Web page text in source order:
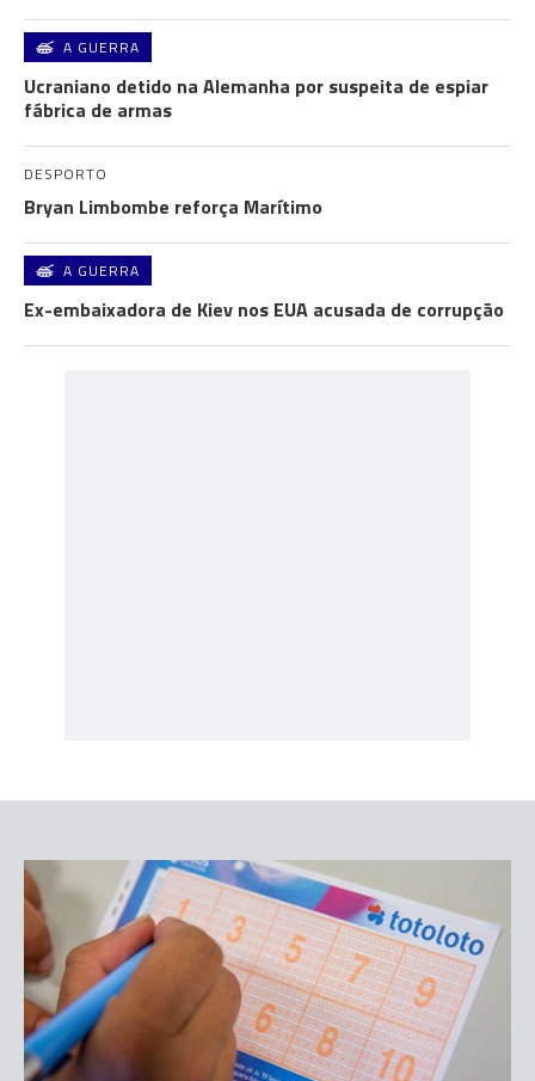
A GUERRA
Ucraniano detido na Alemanha por suspeita de espiar
fábrica de armas
DESPORTO
Bryan Limbombe reforça Marítimo
A GUERRA
Ex-embaixadora de Kiev nos EUA acusada de corrupção